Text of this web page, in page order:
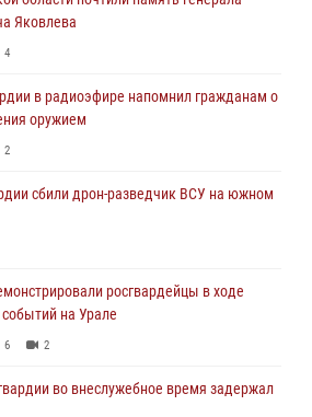
Яковлева
4
в радиоэфире напомнил гражданам о
оружием
2
сбили дрон-разведчик ВСУ на южном
росгвардейцы в ходе
на Урале
6 2
во внеслужебное время задержал